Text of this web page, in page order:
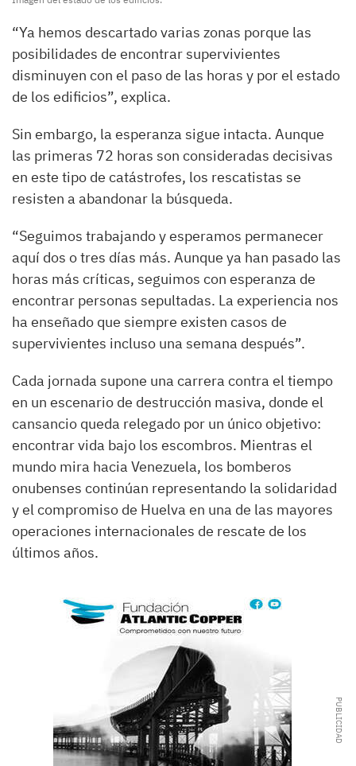
“Ya hemos descartado varias zonas porque las
posibilidades de encontrar supervivientes
disminuyen con el paso de las horas y por el estado
de los edificios”, explica.
Sin embargo, la esperanza sigue intacta. Aunque
las primeras 72 horas son consideradas decisivas
en este tipo de catástrofes, los rescatistas se
resisten a abandonar la búsqueda.
“Seguimos trabajando y esperamos permanecer
aquí dos o tres días más. Aunque ya han pasado las
horas más críticas, seguimos con esperanza de
encontrar personas sepultadas. La experiencia nos
ha enseñado que siempre existen casos de
supervivientes incluso una semana después”.
Cada jornada supone una carrera contra el tiempo
en un escenario de destrucción masiva, donde el
cansancio queda relegado por un único objetivo:
encontrar vida bajo los escombros. Mientras el
mundo mira hacia Venezuela, los bomberos
onubenses continúan representando la solidaridad
y el compromiso de Huelva en una de las mayores
operaciones internacionales de rescate de los
últimos años.